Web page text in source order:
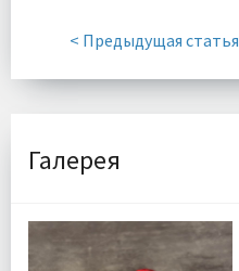
< Предыдущая статья
Галерея